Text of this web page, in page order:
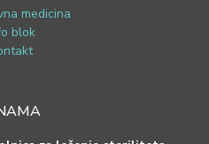
medicina
blok